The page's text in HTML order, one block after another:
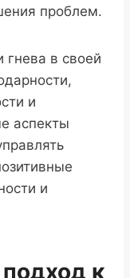
проблем.
гнева в своей
и
аспекты
и
к